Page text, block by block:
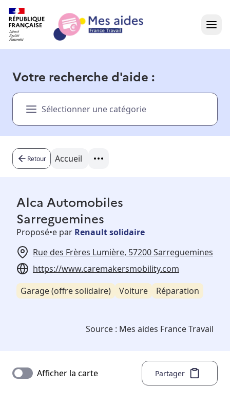
Présentation vidéo
Besoin d'aide ?
Votre recherche d'aide :
Sélectionner une catégorie
Retour Accueil
Alca Automobiles
Sarreguemines
Proposé•e par Renault solidaire
Rue des Frères Lumière, 57200 Sarreguemines
https://www.caremakersmobility.com
Garage (offre solidaire)
Voiture Réparation
Source : Mes aides France Travail
Afficher la carte Partager